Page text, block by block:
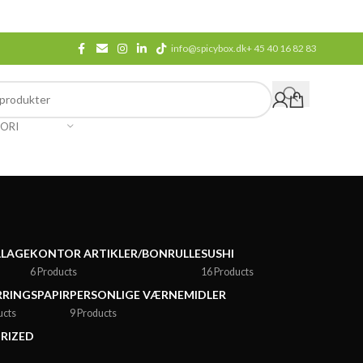
info@spicybox.dk+ 45 40 16 82 83
KONTOR ARTIKLER/BONRULLE
6 Products
SUSHI
16 Products
PERSONLIGE VÆRNEMIDLER
9 Products